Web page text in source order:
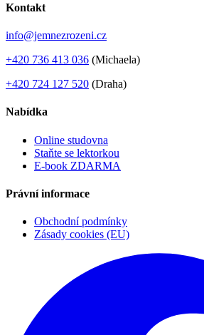
Kontakt
info@jemnezrozeni.cz
+420 736 413 036 (Michaela)
+420 724 127 520 (Draha)
Nabídka
Online studovna
Staňte se lektorkou
E-book ZDARMA
Právní informace
Obchodní podmínky
Zásady cookies (EU)